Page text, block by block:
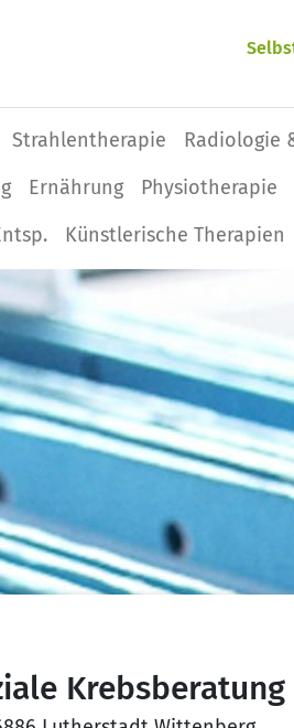
Strahlentherapie Radiologie
Ernährung Physio­therapie
Künstlerische Therapien